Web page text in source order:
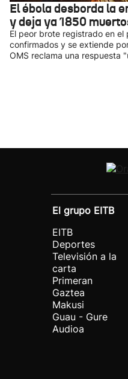
El ébola desborda la
y deja ya 1850
El peor brote registrado en
confirmados y se extiende
OMS reclama una respuesta
El grupo EITB
EITB
Deportes
Televisión a la
carta
Primeran
Gaztea
Makusi
Guau - Gure
Audioa